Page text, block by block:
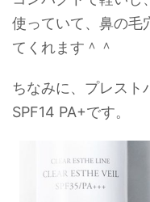
使っていて、鼻の毛
てくれます＾＾
ちなみに、プレスト
SPF14 PA+です。